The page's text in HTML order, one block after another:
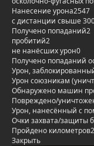
Нанесение урона2547
с дистанции свыше
Получено попаданий2
пробитий2
не нанёсших урон0
Получено попаданий
Урон,
Урон союзникам
Обнаружено машин
Повреждено/
Урон, нанесённый с
Очки захвата/защиты
Пройдено километров
Закрыть